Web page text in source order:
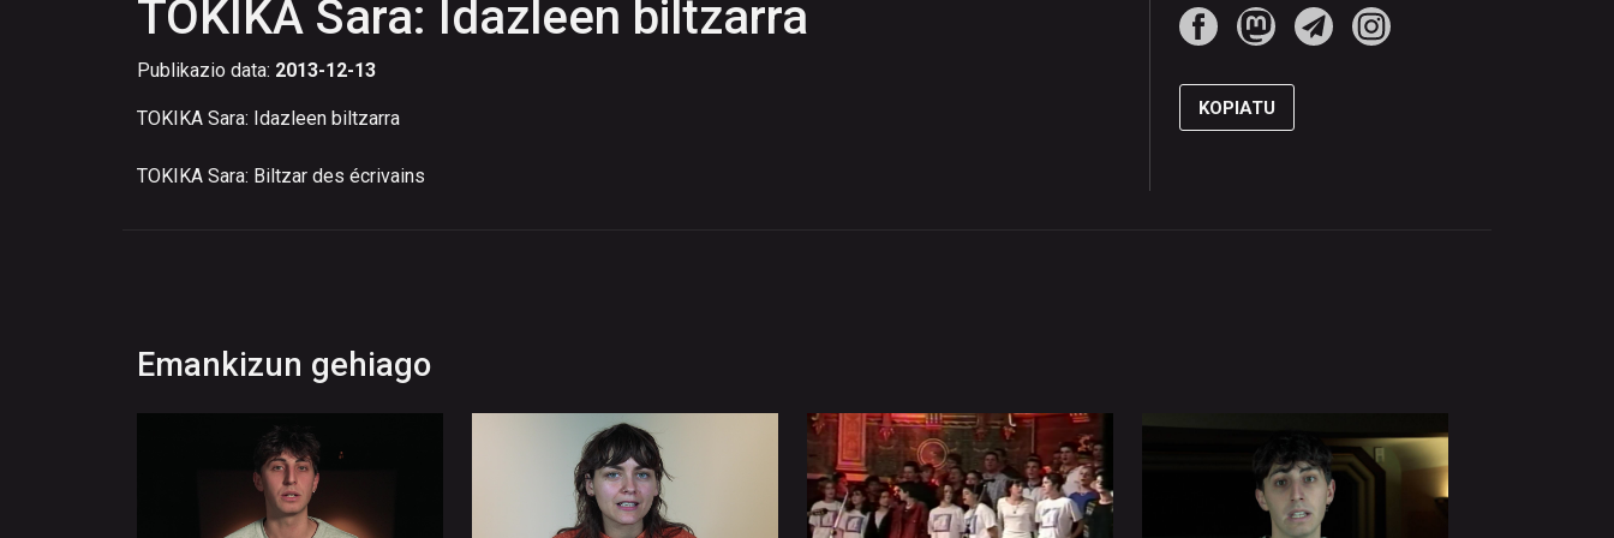
TOKIKA Sara: Idazleen biltzarra
Publikazio data: 2013-12-13
TOKIKA Sara: Idazleen biltzarra
TOKIKA Sara: Biltzar des écrivains
KOPIATU
Emankizun gehiago